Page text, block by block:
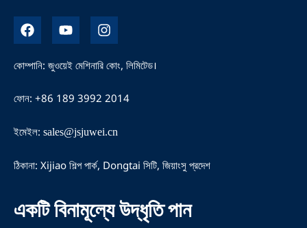
ফে
স
বু
ক
ই
উ
টি
উ
ই
ন
স্টা
গ্রা
কোম্পানি: জুওয়েই মেশিনারি কোং, লিমিটেড।
ফোন: +86 189 3992 2014
ইমেইল: sales@jsjuwei.cn
ঠিকানা: Xijiao শিল্প পার্ক, Dongtai সিটি, জিয়াংসু প্রদেশ
একটি বিনামূল্যে উদ্ধৃতি পান